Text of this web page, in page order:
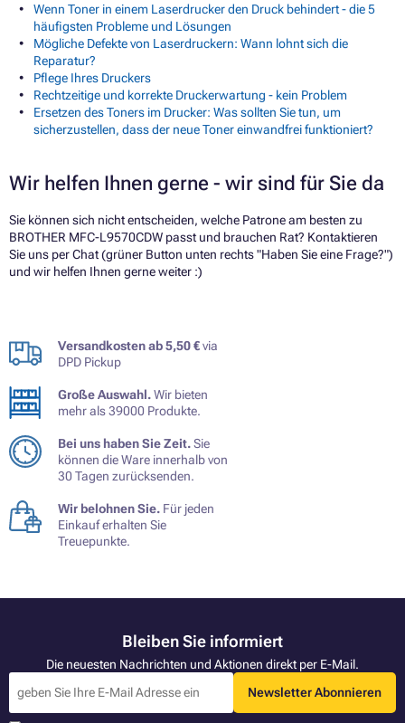
Wenn Toner in einem Laserdrucker den Druck behindert - die 5
häufigsten Probleme und Lösungen
Mögliche Defekte von Laserdruckern: Wann lohnt sich die
Reparatur?
Pflege Ihres Druckers
Rechtzeitige und korrekte Druckerwartung - kein Problem
Ersetzen des Toners im Drucker: Was sollten Sie tun, um
sicherzustellen, dass der neue Toner einwandfrei funktioniert?
Wir helfen Ihnen gerne - wir sind für Sie da
Sie können sich nicht entscheiden, welche Patrone am besten zu
BROTHER MFC-L9570CDW passt und brauchen Rat? Kontaktieren
Sie uns per Chat (grüner Button unten rechts "Haben Sie eine Frage?")
und wir helfen Ihnen gerne weiter :)
Versandkosten ab 5,50 €via
DPD Pickup
Große Auswahl.Wir bieten
mehr als 39000 Produkte.
Bei uns haben Sie Zeit.Sie
können die Ware innerhalb von
30 Tagen zurücksenden.
Wir belohnen Sie. Für jeden
Einkauf erhalten Sie
Treuepunkte.
Bleiben Sie informiert
Die neuesten Nachrichten und Aktionen direkt per E-Mail.
Newsletter Abonnieren